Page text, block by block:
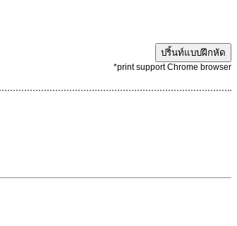
ปริ้นท์แบบฝึกหัด
*print support Chrome browser